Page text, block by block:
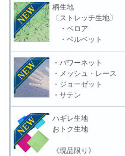
柄生地
〔ストレッチ生地〕
・ベロア
・ベルベット
・パワーネット
・メッシュ・レース
・ジョーゼット
・サテン
ハギレ生地
おトク生地
《現品限り》